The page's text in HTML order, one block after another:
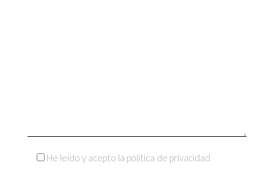
He leído y acepto la política de privacidad